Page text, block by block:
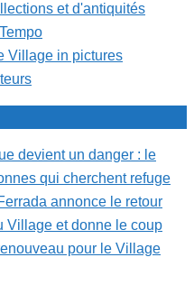
et d'antiquités
Village in pictures
devient un danger : le
qui cherchent refuge
annonce le retour
Village et donne le coup
pour le Village